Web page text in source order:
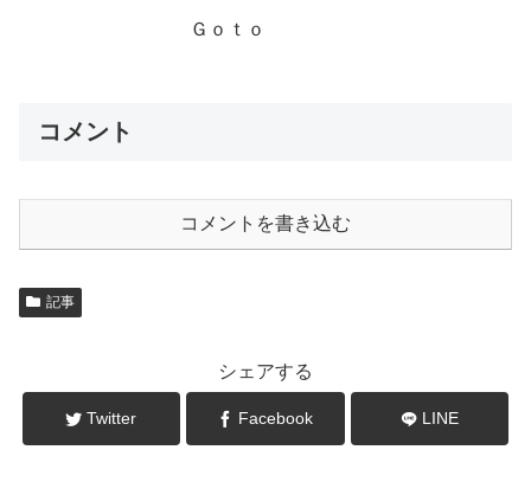
Ｇｏｔｏ
コメント
コメントを書き込む
記事
シェアする
Twitter Facebook LINE